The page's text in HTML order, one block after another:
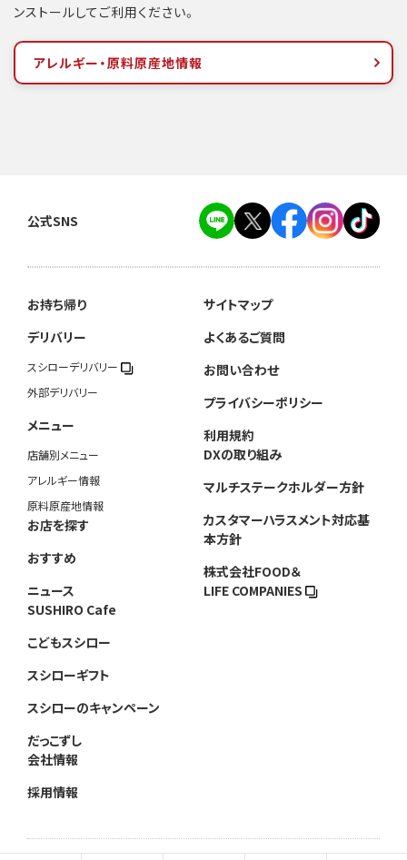
ンストールしてご利用ください。
アレルギー・原料原産地情報
公式SNS
お持ち帰り
デリバリー
スシローデリバリー
外部デリバリー
メニュー
店舗別メニュー
アレルギー情報
原料原産地情報
お店を探す
おすすめ
ニュース
SUSHIRO Cafe
こどもスシロー
スシローギフト
スシローのキャンペーン
だっこずし
会社情報
採用情報
サイトマップ
よくあるご質問
お問い合わせ
プライバシーポリシー
利用規約
DXの取り組み
マルチステークホルダー方針
カスタマーハラスメント対応基
本方針
株式会社FOOD＆
LIFE COMPANIES